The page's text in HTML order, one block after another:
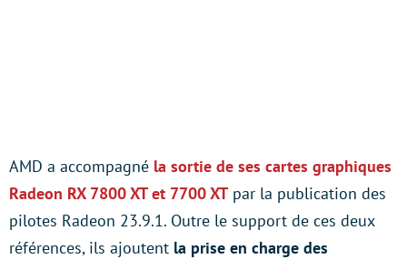
AMD a accompagné la sortie de ses cartes graphiques
Radeon RX 7800 XT et 7700 XT par la publication des
pilotes Radeon 23.9.1. Outre le support de ces deux
références, ils ajoutent la prise en charge des